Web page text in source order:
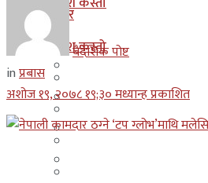
इजरायल
कुवेत
दक्षिण कोरीया
रोजगार
कुन देश कस्तो
बैदेशिक पोष्ट
inप्रबास
अशोज १९, २०७८ १९;३० मध्यान्ह प्रकाशित